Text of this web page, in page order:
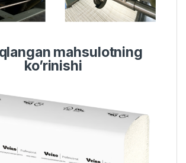
mahsulotning
ko’rinishi